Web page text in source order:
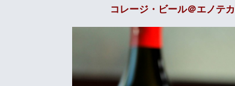
コレージ・ビール＠エノテカ